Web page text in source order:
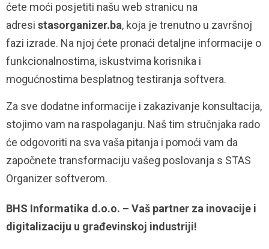
ćete moći posjetiti našu web stranicu na
adresi stasorganizer.ba, koja je trenutno u završnoj
fazi izrade. Na njoj ćete pronaći detaljne informacije o
funkcionalnostima, iskustvima korisnika i
mogućnostima besplatnog testiranja softvera.
Za sve dodatne informacije i zakazivanje konsultacija,
stojimo vam na raspolaganju. Naš tim stručnjaka rado
će odgovoriti na sva vaša pitanja i pomoći vam da
započnete transformaciju vašeg poslovanja s STAS
Organizer softverom.
BHS Informatika d.o.o. – Vaš partner za inovacije i
digitalizaciju u građevinskoj industriji!